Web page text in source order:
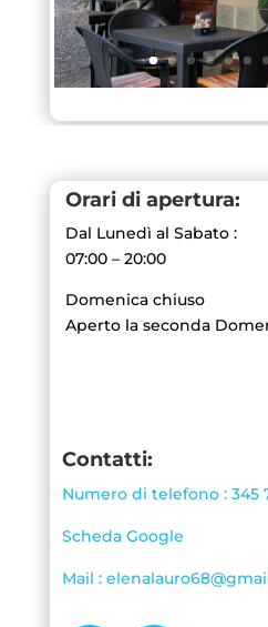
Orari di apertura:
Dal Lunedì al Sabato :
07:00 – 20:00
Domenica chiuso
Aperto la seconda
Contatti:
Numero di telefono : 345
Scheda Google
Mail :